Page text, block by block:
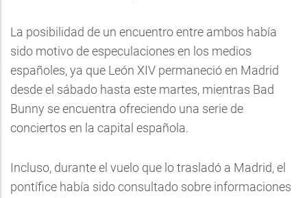
La posibilidad de un encuentro entre ambos había
sido motivo de especulaciones en los medios
españoles, ya que León XIV permaneció en Madrid
desde el sábado hasta este martes, mientras Bad
Bunny se encuentra ofreciendo una serie de
conciertos en la capital española.
Incluso, durante el vuelo que lo trasladó a Madrid, el
pontífice había sido consultado sobre informaciones